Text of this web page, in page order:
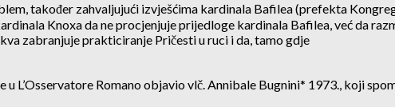
također zahvaljujući izvješćima kardinala Bafilea (prefekta
Knoxa da ne procjenjuje prijedloge kardinala Bafilea, već da
zabranjuje prakticiranje Pričesti u ruci i da, tamo gdje
L’Osservatore Romano objavio vlč. Annibale Bugnini* 1973., koji